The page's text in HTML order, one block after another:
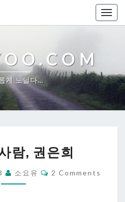
게 노닐다…
일
한
사
람, 권은희
소요유 Comments
2 Comments